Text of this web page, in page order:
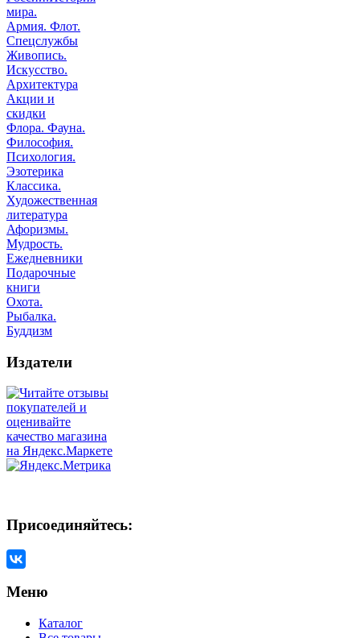
мира.
Армия. Флот.
Спецслужбы
Живопись.
Искусство.
Архитектура
Акции и
скидки
Флора. Фауна.
Философия.
Психология.
Эзотерика
Классика.
Художественная
литература
Афоризмы.
Мудрость.
Ежедневники
Подарочные
книги
Охота.
Рыбалка.
Буддизм
Издатели
Присоединяйтесь:
Меню
Каталог